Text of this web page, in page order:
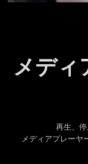
メディ
再生、停
メディアプレーヤ